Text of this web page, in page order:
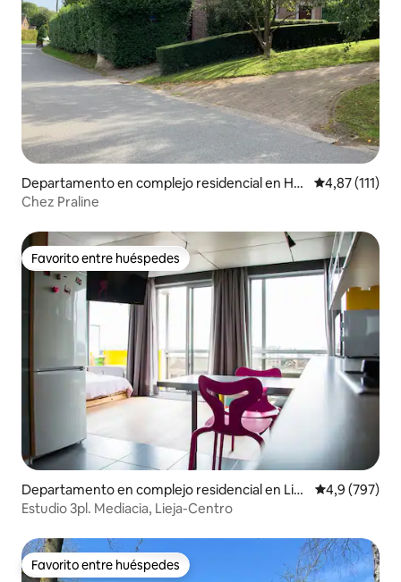
Departamento en complejo residencial en Hu
y
Calificación
4,87 (111)
Chez Praline
Favorito entre huéspedes
Favorito entre huéspedes
Departamento en complejo residencial en Liè
ge
Calificación
4,9 (797)
Estudio 3pl. Mediacia, Lieja-Centro
Favorito entre huéspedes
Favorito entre huéspedes